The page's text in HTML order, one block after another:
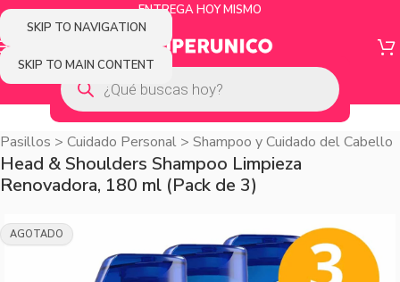
SKIP TO NAVIGATION
SKIP TO MAIN CONTENT
ENTREGA HOY MISMO
Pasillos > Cuidado Personal > Shampoo y Cuidado del Cabello
Head & Shoulders Shampoo Limpieza
Renovadora, 180 ml (Pack de 3)
AGOTADO